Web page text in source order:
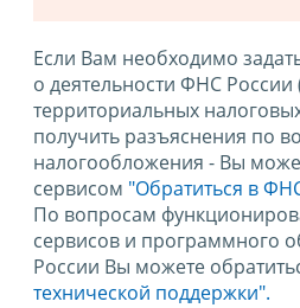
Если Вам необходимо
о деятельности ФНС России
территориальных
получить разъяснения по
налогообложения - Вы
сервисом "Обратиться в
По вопросам
сервисов и программного
России Вы можете
технической поддержки".